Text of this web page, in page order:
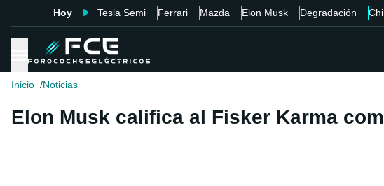
Hoy Tesla Semi Ferrari Mazda Elon Musk Degradación
Inicio Noticias
Elon Musk califica al Fisker Karma